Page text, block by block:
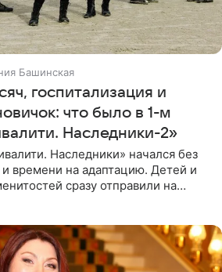
Башинская
госпитализация и
что было в 1-м
Наследники-2»
Наследники» начался без
и времени на адаптацию. Детей и
сразу отправили на